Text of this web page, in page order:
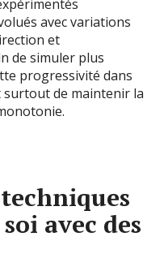
avec variations
et
de simuler plus
progressivité dans
surtout de maintenir la
avec des